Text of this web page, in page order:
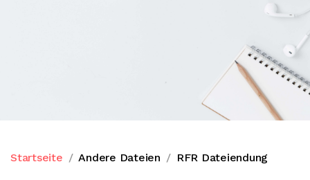
Startseite Andere Dateien RFR Dateiendung